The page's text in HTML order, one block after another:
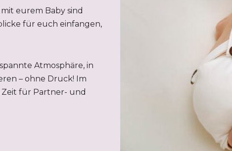
eurem Baby sind
für euch einfangen,
Atmosphäre, in
– ohne Druck! Im
für Partner- und